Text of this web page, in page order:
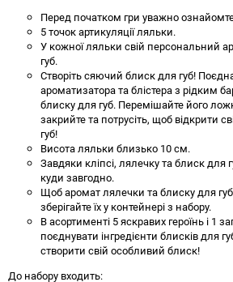
Перед початком гри уважно
5 точок артикуляції ляльки.
У кожної ляльки свій персональний
губ.
Створіть сяючий блиск для губ!
ароматизатора та блістера з рідким
блиску для губ. Перемішайте його
закрийте та потрусіть, щоб відкрити
губ!
Висота ляльки близько 10 см.
Завдяки кліпсі, лялечку та блиск для
куди завгодно.
Щоб аромат лялечки та блиску для
зберігайте їх у контейнері з набору.
В асортименті 5 яскравих героїнь і 1
поєднувати інгредієнти блисків для
створити свій особливий блиск!
До набору входить: